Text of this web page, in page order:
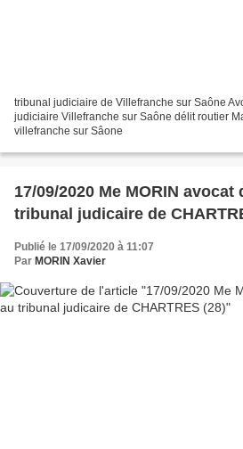
tribunal judiciaire de Villefranche sur Saône Avocat
judiciaire Villefranche sur Saône délit routier
villefranche sur Sâone
17/09/2020 Me MORIN
tribunal judicaire de
Publié le 17/09/2020 à 11:07
Par MORIN Xavier